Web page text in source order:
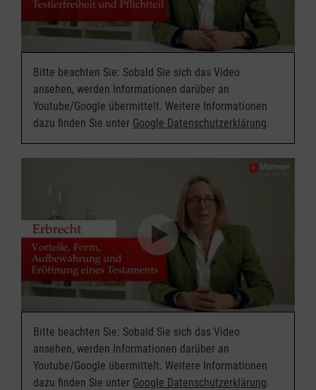
Bitte beachten Sie: Sobald Sie sich das Video
ansehen, werden Informationen darüber an
Youtube/Google übermittelt. Weitere Informationen
dazu finden Sie unter Google Datenschutzerklärung.
Bitte beachten Sie: Sobald Sie sich das Video
ansehen, werden Informationen darüber an
Youtube/Google übermittelt. Weitere Informationen
dazu finden Sie unter Google Datenschutzerklärung.